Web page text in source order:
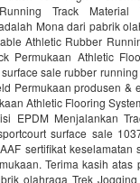
Track
Mona dari pabrik
Athletic Rubber
Permukaan Athletic
sale rubber
Permukaan produsen &
Athletic Flooring
EPDM Menjalankan
surface sale
sertifikat keselamatan
Terima kasih atas
olahraga Trek